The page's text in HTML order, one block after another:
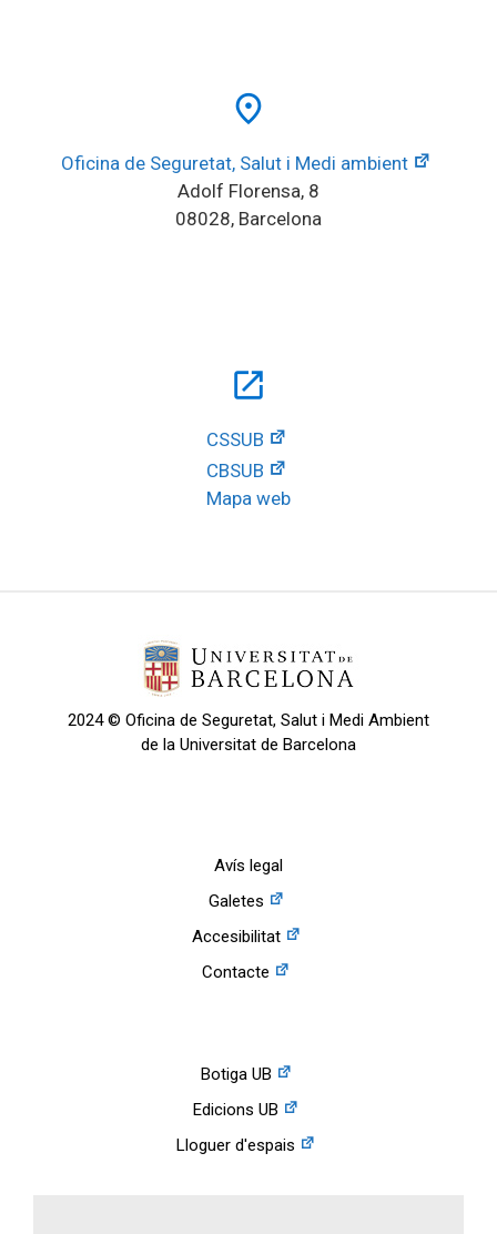
place
Oficina de Seguretat, Salut i Medi ambient
Adolf Florensa, 8
08028, Barcelona
open_in_new
CSSUB
CBSUB
Mapa web
2024 © Oficina de Seguretat, Salut i Medi Ambient
de la Universitat de Barcelona
Avís legal
Galetes
Accesibilitat
Contacte
Botiga UB
Edicions UB
Lloguer d'espais